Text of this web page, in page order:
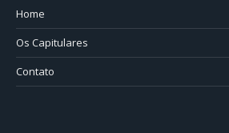
Home
Os Capitulares
Contato